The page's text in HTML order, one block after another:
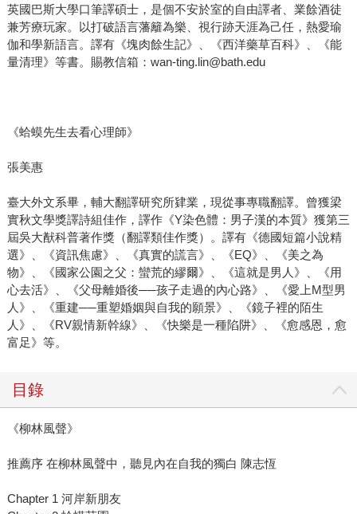
英國巴斯大學口筆譯碩士，是個不安於室的自由譯者、業餘酒徒
兼芳療玩家。以打破語言藩籬為樂、視行跡天涯為己任，熱愛瑜
伽和學新語言。譯有《塊肉餘生記》、《西洋藥草百科》、《能
量清理》等書。賜教信箱：wan-ting.lin@bath.edu
《蛤蟆先生去看心理師》
張美惠
臺大外文系畢，輔大翻譯研究所肄業，現從事專職翻譯。曾獲梁
實秋文學獎譯詩組佳作，譯作《Y染色體：男子漢的本質》獲第三
屆吳大猷科普著作獎（翻譯類佳作獎）。譯有《德國短篇小說精
選》、《資訊焦慮》、《真實的謊言》、《EQ》、《美之為
物》、《國家公園之父：蠻荒的繆爾》、《這就是男人》、《用
心去活》、《父母離婚後──孩子走過的內心路》、《愛上M型男
人》、《重建──重塑婚姻與自我的願景》、《鏡子裡的陌生
人》、《RV親情新幹線》、《快樂是一種陷阱》、《愈感恩，愈
富足》等。
目錄
《柳林風聲》
推薦序 在柳林風聲中，聽見內在自我的獨白 陳志恆
Chapter 1 河岸新朋友